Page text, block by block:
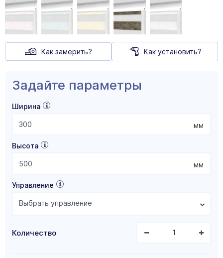
Как замерить? Как установить?
Задайте параметры
Ширина
мм
Высота
мм
Управление
Выбрать управление
Количество